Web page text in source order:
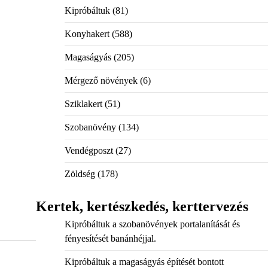
Kipróbáltuk(81)
Konyhakert(588)
Magaságyás(205)
Mérgező növények(6)
Sziklakert(51)
Szobanövény(134)
Vendégposzt(27)
Zöldség(178)
Kertek, kertészkedés, kerttervezés
Kipróbáltuk a szobanövények portalanítását és
fényesítését banánhéjjal.
Kipróbáltuk a magaságyás építését bontott